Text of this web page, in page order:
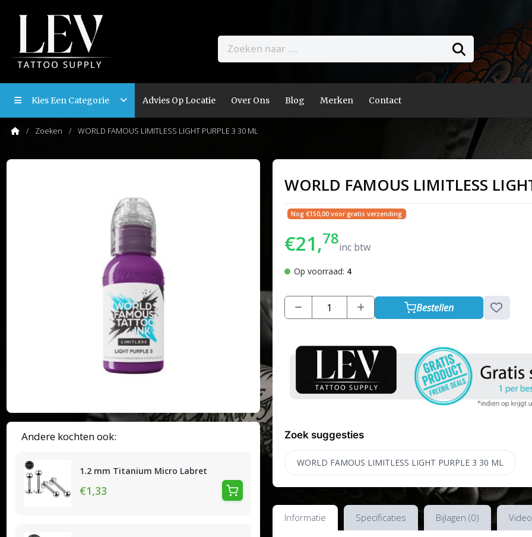
Kies Een Categorie Advies Op Locatie Over Ons Blog Merken Contact
Zoeken WORLD FAMOUS LIMITLESS LIGHT PURPLE 3 30 ML
Andere kochten ook:
1.2 mm Titanium Micro Labret
€1,33
WORLD FAMOUS LIMITLESS
Nog €150,00 voor gratis verzending
€21,78inc btw
Op voorraad: 4
Bestellen
Zoek suggesties
WORLD FAMOUS LIMITLESS LIGHT PURPLE 3 30 ML
Informatie Specificaties Bijlagen (0)